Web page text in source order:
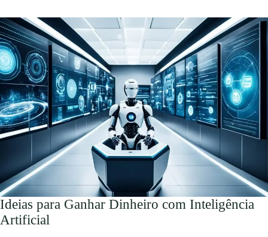
Ideias para Ganhar Dinheiro com Inteligência
Artificial